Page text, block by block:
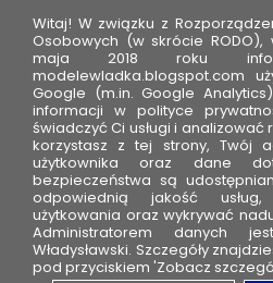
Witaj! W związku z
Osobowych (w skrócie
maja 2018 roku
modelewladka.blogspot.com
Google (m.in. Google
informacji w polityce
świadczyć Ci usługi i analizować
korzystasz z tej strony, Twój
użytkownika oraz dane
bezpieczeństwa są
odpowiednią jakość
użytkowania oraz wykrywać
Administratorem danych
Władysławski. Szczegóły
pod przyciskiem 'Zobacz